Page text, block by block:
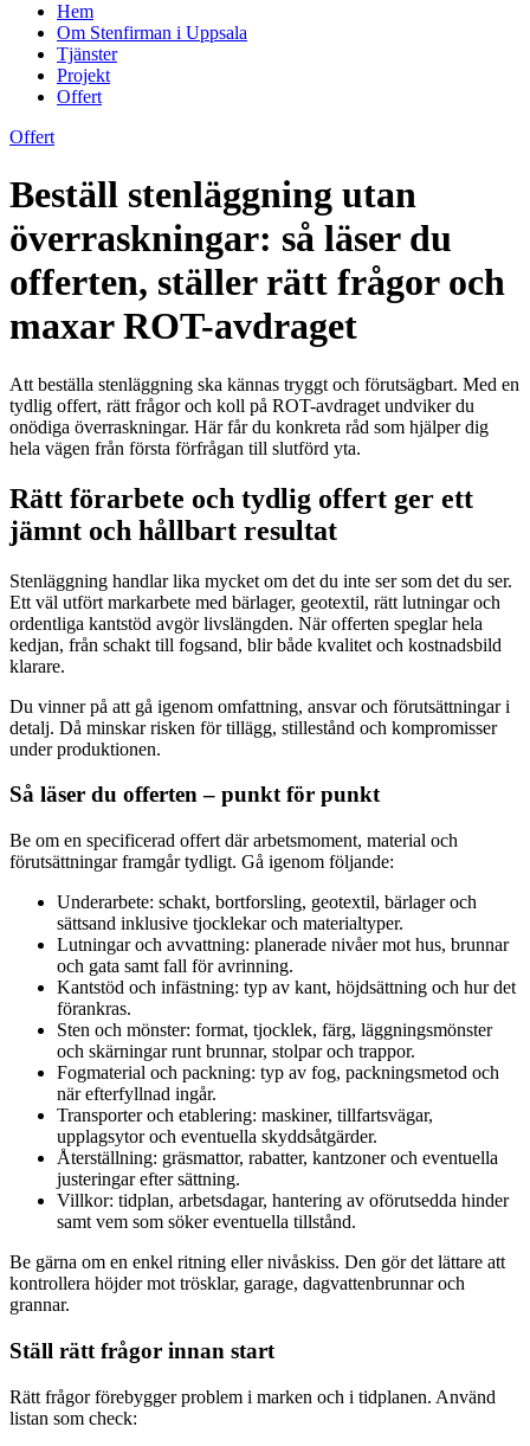
Hem
Om Stenfirman i Uppsala
Tjänster
Projekt
Offert
Offert
Beställ stenläggning utan
överraskningar: så läser du
offerten, ställer rätt frågor och
maxar ROT-avdraget
Att beställa stenläggning ska kännas tryggt och förutsägbart. Med en
tydlig offert, rätt frågor och koll på ROT-avdraget undviker du
onödiga överraskningar. Här får du konkreta råd som hjälper dig
hela vägen från första förfrågan till slutförd yta.
Rätt förarbete och tydlig offert ger ett
jämnt och hållbart resultat
Stenläggning handlar lika mycket om det du inte ser som det du ser.
Ett väl utfört markarbete med bärlager, geotextil, rätt lutningar och
ordentliga kantstöd avgör livslängden. När offerten speglar hela
kedjan, från schakt till fogsand, blir både kvalitet och kostnadsbild
klarare.
Du vinner på att gå igenom omfattning, ansvar och förutsättningar i
detalj. Då minskar risken för tillägg, stillestånd och kompromisser
under produktionen.
Så läser du offerten – punkt för punkt
Be om en specificerad offert där arbetsmoment, material och
förutsättningar framgår tydligt. Gå igenom följande:
Underarbete: schakt, bortforsling, geotextil, bärlager och
sättsand inklusive tjocklekar och materialtyper.
Lutningar och avvattning: planerade nivåer mot hus, brunnar
och gata samt fall för avrinning.
Kantstöd och infästning: typ av kant, höjdsättning och hur det
förankras.
Sten och mönster: format, tjocklek, färg, läggningsmönster
och skärningar runt brunnar, stolpar och trappor.
Fogmaterial och packning: typ av fog, packningsmetod och
när efterfyllnad ingår.
Transporter och etablering: maskiner, tillfartsvägar,
upplagsytor och eventuella skyddsåtgärder.
Återställning: gräsmattor, rabatter, kantzoner och eventuella
justeringar efter sättning.
Villkor: tidplan, arbetsdagar, hantering av oförutsedda hinder
samt vem som söker eventuella tillstånd.
Be gärna om en enkel ritning eller nivåskiss. Den gör det lättare att
kontrollera höjder mot trösklar, garage, dagvattenbrunnar och
grannar.
Ställ rätt frågor innan start
Rätt frågor förebygger problem i marken och i tidplanen. Använd
listan som check: